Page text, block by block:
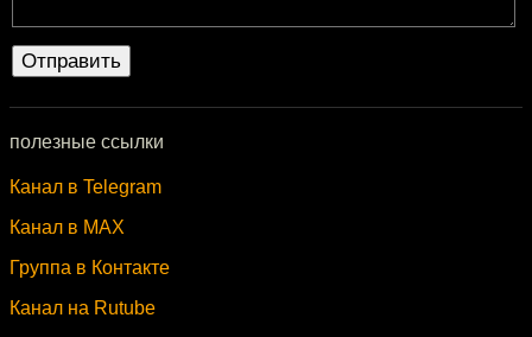
полезные ссылки
Канал в Telegram
Канал в MAX
Группа в Контакте
Канал на Rutube